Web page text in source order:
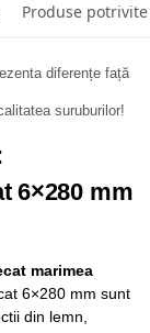
Produse potrivite
diferențe față
suruburilor!
6×280 mm
marimea
6×280 mm sunt
din lemn,